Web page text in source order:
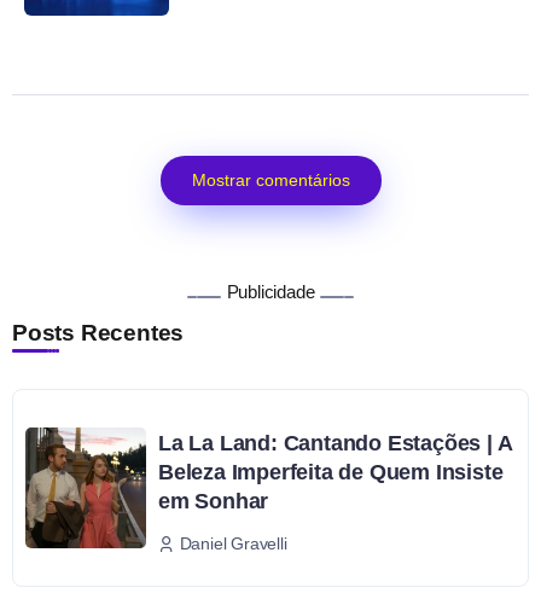
Mostrar comentários
Publicidade
Posts Recentes
La La Land: Cantando Estações | A
Beleza Imperfeita de Quem Insiste
em Sonhar
Daniel Gravelli